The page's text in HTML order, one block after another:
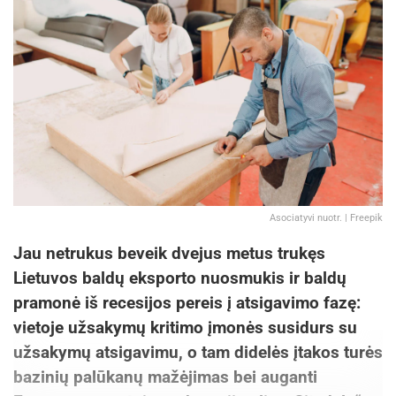
Asociatyvi nuotr. | Freepik
Jau netrukus beveik dvejus metus trukęs
Lietuvos baldų eksporto nuosmukis ir baldų
pramonė iš recesijos pereis į atsigavimo fazę:
vietoje užsakymų kritimo įmonės susidurs su
užsakymų atsigavimu, o tam didelės įtakos turės
bazinių palūkanų mažėjimas bei auganti